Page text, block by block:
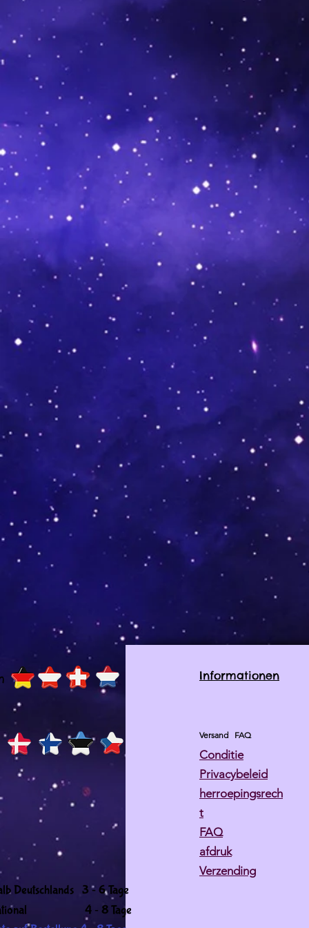
Deutschlands 3- 6 Tage
4 - 8 Tage
Informationen
Versand FAQ
Conditie
Privacybeleid
herroepingsrech
t
FAQ
afdruk
Verzending